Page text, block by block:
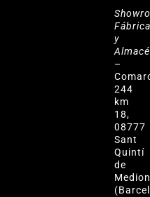
y
–
244
km
18,
08777
Sant
Quintí
de